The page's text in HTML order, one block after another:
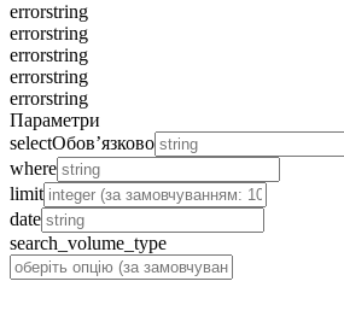
errorstring
errorstring
errorstring
errorstring
errorstring
Параметри
selectОбов’язково
where
limit
date
search_volume_type